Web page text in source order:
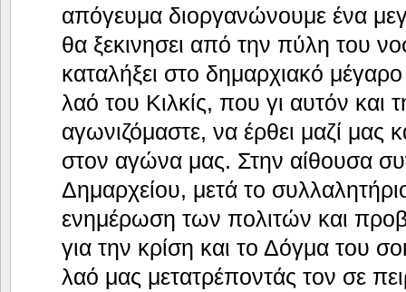
απόγευμα διοργανώνουμε ένα
θα ξεκινησει από την πύλη του
καταλήξει στο δημαρχιακό
λαό του Κιλκίς, που γι αυτόν και
αγωνιζόμαστε, να έρθει μαζί μας
στον αγώνα μας. Στην αίθουσα
Δημαρχείου, μετά το
ενημέρωση των πολιτών και
για την κρίση και το Δόγμα του
λαό μας μετατρέποντάς τον σε